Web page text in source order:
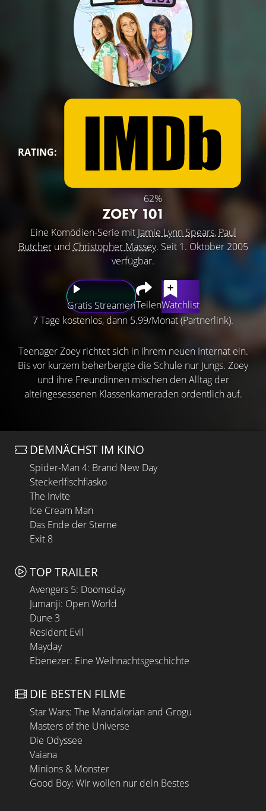
RATING:
62%
ZOEY 101
Eine Komödien-Serie mit Jamie Lynn Spears, Paul
Butcherund Christopher Massey. Seit 1. Oktober 2005
verfügbar.
Gratis StreamenTeilenWatchlist
7 Tage kostenlos, dann 5.99/Monat (Partnerlink).
Teenager Zoey richtet sich in ihrem neuen Internat ein.
Bis vor kurzem beherbergte die Schule nur Jungs. Zoey
und ihre Freundinnen mischen den Alltag der
alteingesessenen Klassenkameraden ordentlich auf.
DEMNÄCHST IM KINO
Spider-Man 4: Brand New Day
Steckerlfischfiasko
The Invite
Ice Cream Man
Das Ende der Sterne
Exit 8
TOP TRAILER
Avengers 5: Doomsday
Jumanji: Open World
Dune 3
Resident Evil
Mayday
Ebenezer: Eine Weihnachtsgeschichte
DIE BESTEN FILME
Star Wars: The Mandalorian and Grogu
Masters of the Universe
Die Odyssee
Vaiana
Minions & Monster
Good Boy: Wir wollen nur dein Bestes